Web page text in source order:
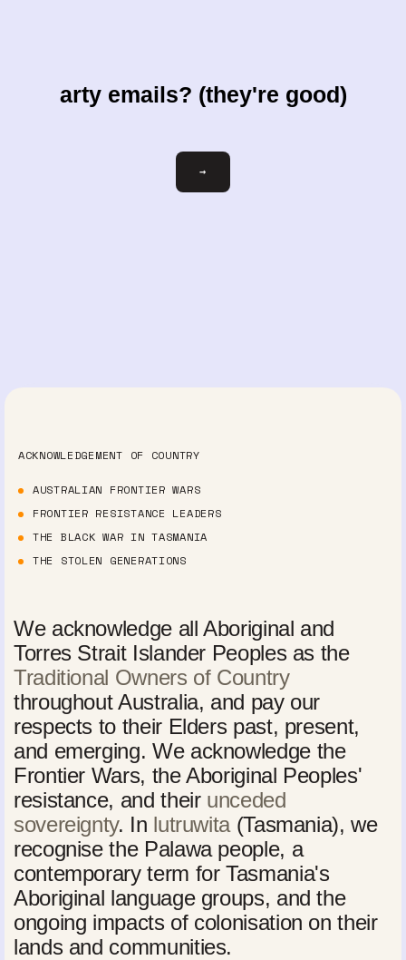
arty emails? (they're good)
ihre-
→
ACKNOWLEDGEMENT OF COUNTRY
AUSTRALIAN FRONTIER WARS
FRONTIER RESISTANCE LEADERS
THE BLACK WAR IN TASMANIA
THE STOLEN GENERATIONS
We acknowledge all Aboriginal and
Torres Strait Islander Peoples as the
Traditional Owners of Country
throughout Australia, and pay our
respects to their Elders past, present,
and emerging. We acknowledge the
Frontier Wars, the Aboriginal Peoples'
resistance, and their unceded
sovereignty. In lutruwita(Tasmania), we
recognise the Palawa people, a
contemporary term for Tasmania's
Aboriginal language groups, and the
ongoing impacts of colonisation on their
lands and communities.